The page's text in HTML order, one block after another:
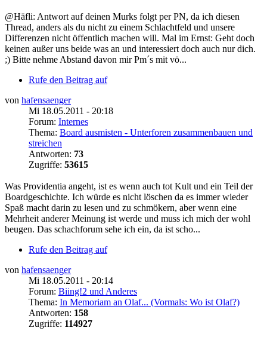
@Häfli: Antwort auf deinen Murks folgt per PN, da ich diesen
Thread, anders als du nicht zu einem Schlachtfeld und unsere
Differenzen nicht öffentlich machen will. Mal im Ernst: Geht doch
keinen außer uns beide was an und interessiert doch auch nur dich.
;) Bitte nehme Abstand davon mir Pm´s mit vö...
Rufe den Beitrag auf
von hafensaenger
Mi 18.05.2011 - 20:18
Forum: Internes
Thema: Board ausmisten - Unterforen zusammenbauen und
streichen
Antworten: 73
Zugriffe: 53615
Was Providentia angeht, ist es wenn auch tot Kult und ein Teil der
Boardgeschichte. Ich würde es nicht löschen da es immer wieder
Spaß macht darin zu lesen und zu schmökern, aber wenn eine
Mehrheit anderer Meinung ist werde und muss ich mich der wohl
beugen. Das schachforum sehe ich ein, da ist scho...
Rufe den Beitrag auf
von hafensaenger
Mi 18.05.2011 - 20:14
Forum: Biing!2 und Anderes
Thema: In Memoriam an Olaf... (Vormals: Wo ist Olaf?)
Antworten: 158
Zugriffe: 114927